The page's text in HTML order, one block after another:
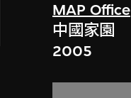
MAP Office
中國家園
2005